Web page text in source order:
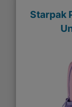
Starpak